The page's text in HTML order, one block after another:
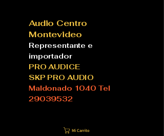
Audio Centro
Montevideo
Representante e
importador
PRO AUDICE
SKP PRO AUDIO
Maldonado 1040 Tel
29039532
Mi Carrito